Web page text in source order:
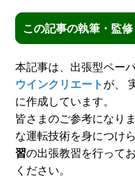
この記事の執筆・監修
本記事は、出張型ペー
ウインクリエートが、
に作成しています。
皆さまのご参考になり
な運転技術を身につけ
習の出張教習を行って
ください。